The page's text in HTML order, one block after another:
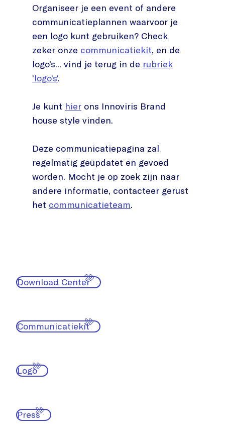
Organiseer je een event of andere
communicatieplannen waarvoor je
een logo kunt gebruiken? Check
zeker onze communicatiekit, en de
logo's... vind je terug in de rubriek
'logo's'.
Je kunt hier ons Innoviris Brand
house style vinden.
Deze communicatiepagina zal
regelmatig geüpdatet en gevoed
worden. Mocht je op zoek zijn naar
andere informatie, contacteer gerust
het communicatieteam.
Download Center
Communicatiekit
Logo
Press